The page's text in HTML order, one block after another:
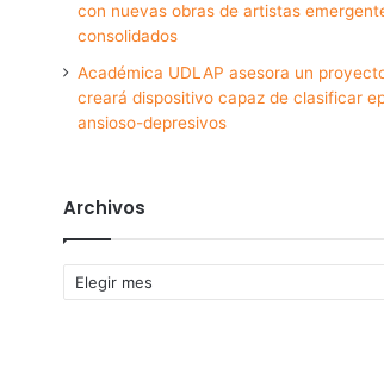
con nuevas obras de artistas
consolidados
Académica UDLAP asesora un
creará dispositivo capaz de clasificar
ansioso-depresivos
Archivos
Archivos